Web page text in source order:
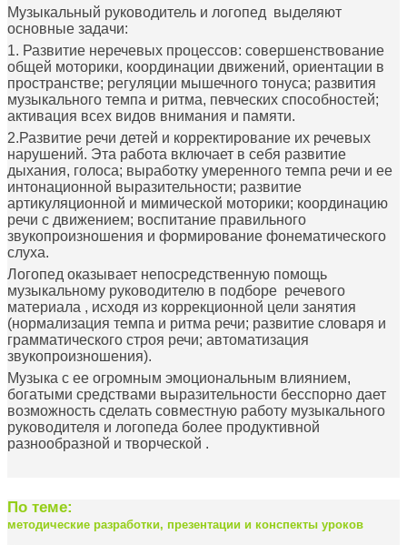
Музыкальный руководитель и логопед выделяют
основные задачи:
1. Развитие неречевых процессов: совершенствование
общей моторики, координации движений, ориентации в
пространстве; регуляции мышечного тонуса; развития
музыкального темпа и ритма, певческих способностей;
активация всех видов внимания и памяти.
2.Развитие речи детей и корректирование их речевых
нарушений. Эта работа включает в себя развитие
дыхания, голоса; выработку умеренного темпа речи и ее
интонационной выразительности; развитие
артикуляционной и мимической моторики; координацию
речи с движением; воспитание правильного
звукопроизношения и формирование фонематического
слуха.
Логопед оказывает непосредственную помощь
музыкальному руководителю в подборе речевого
материала , исходя из коррекционной цели занятия
(нормализация темпа и ритма речи; развитие словаря и
грамматического строя речи; автоматизация
звукопроизношения).
Музыка с ее огромным эмоциональным влиянием,
богатыми средствами выразительности бесспорно дает
возможность сделать совместную работу музыкального
руководителя и логопеда более продуктивной
разнообразной и творческой .
По теме:
методические разработки, презентации и конспекты уроков